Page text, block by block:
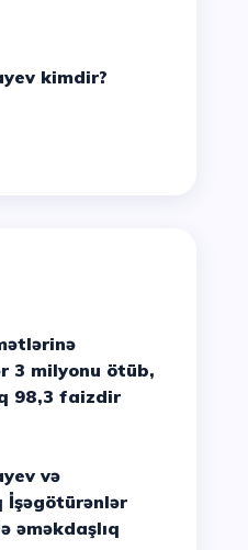
kimdir?
3 milyonu ötüb,
98,3 faizdir
İşəgötürənlər
əməkdaşlıq